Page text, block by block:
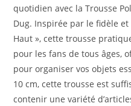
quotidien avec la Trousse
Dug. Inspirée par le fidèle
Haut », cette trousse
pour les fans de tous âges,
pour organiser vos objets
10 cm, cette trousse est
contenir une variété